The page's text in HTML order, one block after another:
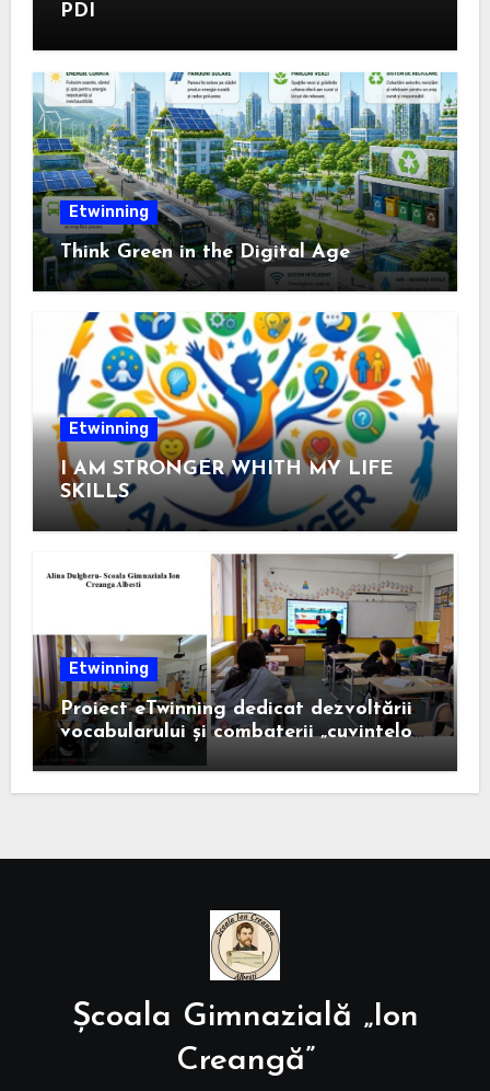
PDI
Etwinning
Think Green in the Digital Age
Etwinning
I AM STRONGER WHITH MY LIFE
SKILLS
Etwinning
Proiect eTwinning dedicat dezvoltării
vocabularului și combaterii „cuvintelor
confuze”
Școala Gimnazială „Ion
Creangă”